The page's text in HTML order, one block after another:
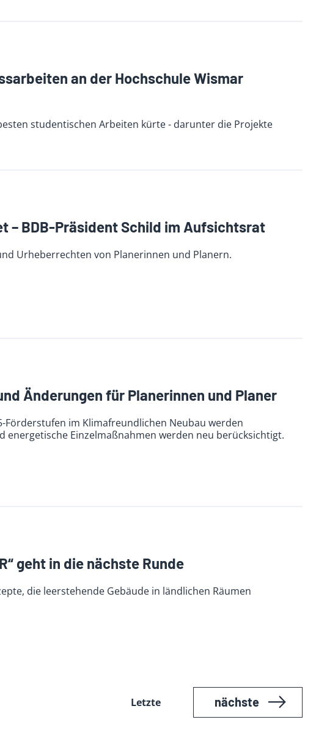
an der Hochschule Wismar
studentischen Arbeiten kürte - darunter die Projekte
– BDB-Präsident Schild im Aufsichtsrat
Urheberrechten von Planerinnen und Planern.
Änderungen für Planerinnen und Planer
Förderstufen im Klimafreundlichen Neubau werden
energetische Einzelmaßnahmen werden neu berücksichtigt.
geht in die nächste Runde
die leerstehende Gebäude in ländlichen Räumen
nächste
Letzte